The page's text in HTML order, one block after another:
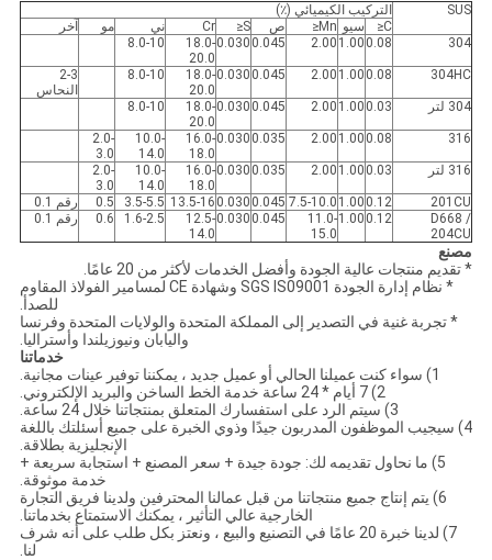
SUS
التركيب الكيميائي (٪)
C≤
سيو Mn≤ ص S≤
Cr ني مو
آخر
304
0.08
1.00
2.00
0.045
0.030
18.0-
20.0
8.0-10
304HC
0.08
1.00
2.00
0.045
0.030
18.0-
20.0
8.0-10
2-3
النحاس
304 لتر
0.03
1.00
2.00
0.045
0.030
18.0-
20.0
8.0-10
316
0.08
1.00
2.00
0.035
0.030
16.0-
18.0
10.0-
14.0
2.0-
3.0
316 لتر
0.03
1.00
2.00
0.035
0.030
16.0-
18.0
10.0-
14.0
2.0-
3.0
201CU
0.12
1.00
7.5-10.0
0.045
0.030
13.5-16
3.5-5.5
0.5
رقم 0.1
D668 /
204CU
0.12
1.00
11.0-
15.0
0.045
0.030
12.5-
14.0
1.6-2.5
0.6 رقم 0.1
مصنع
* تقديم منتجات عالية الجودة وأفضل الخدمات لأكثر من 20 عامًا.
* نظام إدارة الجودة SGS IS09001 وشهادة CE لمسامير الفولاذ المقاوم
للصدأ.
* تجربة غنية في التصدير إلى المملكة المتحدة والولايات المتحدة وفرنسا
واليابان ونيوزيلندا وأستراليا.
خدماتنا
1) سواء كنت عميلنا الحالي أو عميل جديد ، يمكننا توفير عينات مجانية.
2) 7 أيام * 24 ساعة خدمة الخط الساخن والبريد الإلكتروني.
3) سيتم الرد على استفسارك المتعلق بمنتجاتنا خلال 24 ساعة.
4) سيجيب الموظفون المدربون جيدًا وذوي الخبرة على جميع أسئلتك باللغة
الإنجليزية بطلاقة.
5) ما نحاول تقديمه لك: جودة جيدة + سعر المصنع + استجابة سريعة +
خدمة موثوقة.
6) يتم إنتاج جميع منتجاتنا من قبل عمالنا المحترفين ولدينا فريق التجارة
الخارجية عالي التأثير ، يمكنك الاستمتاع بخدماتنا.
7) لدينا خبرة 20 عامًا في التصنيع والبيع ، ونعتز بكل طلب على أنه شرف
لنا.